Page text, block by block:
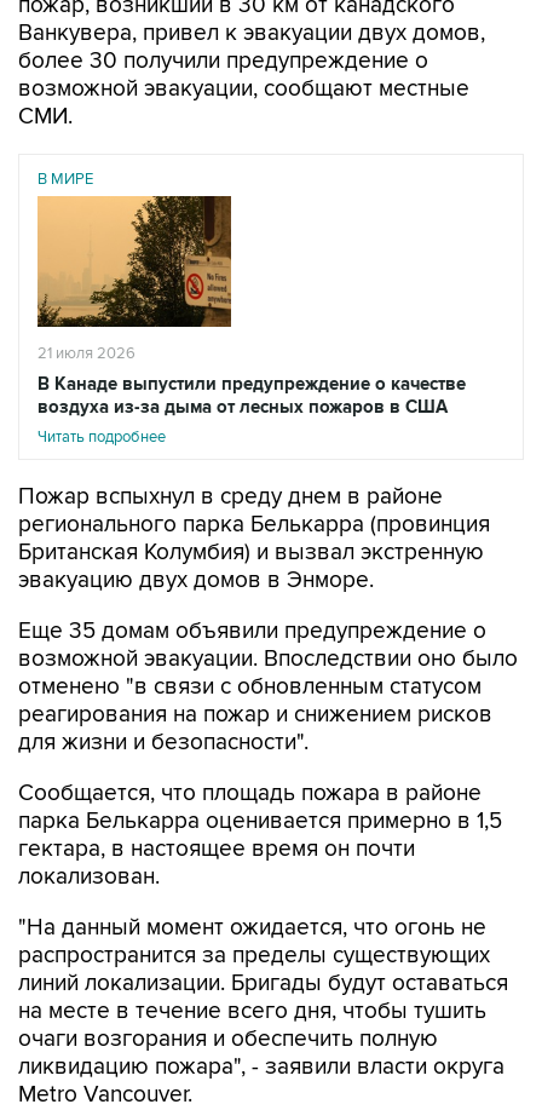
пожар, возникший в 30 км от канадского
Ванкувера, привел к эвакуации двух домов,
более 30 получили предупреждение о
возможной эвакуации, сообщают местные
СМИ.
В МИРЕ
21 июля 2026
В Канаде выпустили предупреждение о качестве
воздуха из-за дыма от лесных пожаров в США
Читать подробнее
Пожар вспыхнул в среду днем в районе
регионального парка Белькарра (провинция
Британская Колумбия) и вызвал экстренную
эвакуацию двух домов в Энморе.
Еще 35 домам объявили предупреждение о
возможной эвакуации. Впоследствии оно было
отменено "в связи с обновленным статусом
реагирования на пожар и снижением рисков
для жизни и безопасности".
Сообщается, что площадь пожара в районе
парка Белькарра оценивается примерно в 1,5
гектара, в настоящее время он почти
локализован.
"На данный момент ожидается, что огонь не
распространится за пределы существующих
линий локализации. Бригады будут оставаться
на месте в течение всего дня, чтобы тушить
очаги возгорания и обеспечить полную
ликвидацию пожара", - заявили власти округа
Metro Vancouver.